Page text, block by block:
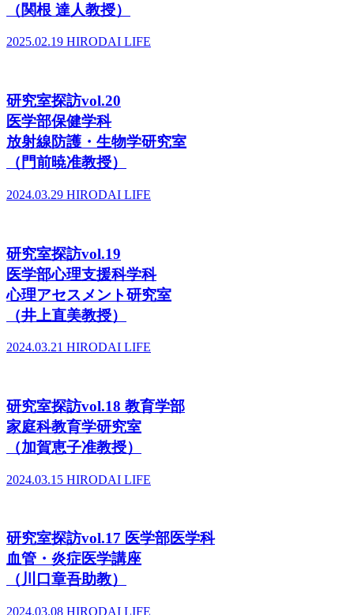
（関根 達人教授）
2025.02.19 HIRODAI LIFE
研究室探訪vol.20
医学部保健学科
放射線防護・生物学研究室
（門前暁准教授）
2024.03.29 HIRODAI LIFE
研究室探訪vol.19
医学部心理支援科学科
心理アセスメント研究室
（井上直美教授）
2024.03.21 HIRODAI LIFE
研究室探訪vol.18 教育学部
家庭科教育学研究室
（加賀恵子准教授）
2024.03.15 HIRODAI LIFE
研究室探訪vol.17 医学部医学科
血管・炎症医学講座
（川口章吾助教）
2024.03.08 HIRODAI LIFE